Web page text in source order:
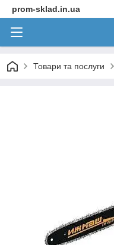
prom-sklad.in.ua
Товари та послуги